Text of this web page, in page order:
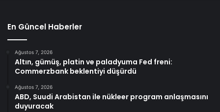
En Güncel Haberler
Ağustos 7, 2026
Altın, gümüş, platin ve paladyuma Fed freni:
Commerzbank beklentiyi düşürdü
Ağustos 7, 2026
ABD, Suudi Arabistan ile nükleer program anlaşmasını
duyuracak